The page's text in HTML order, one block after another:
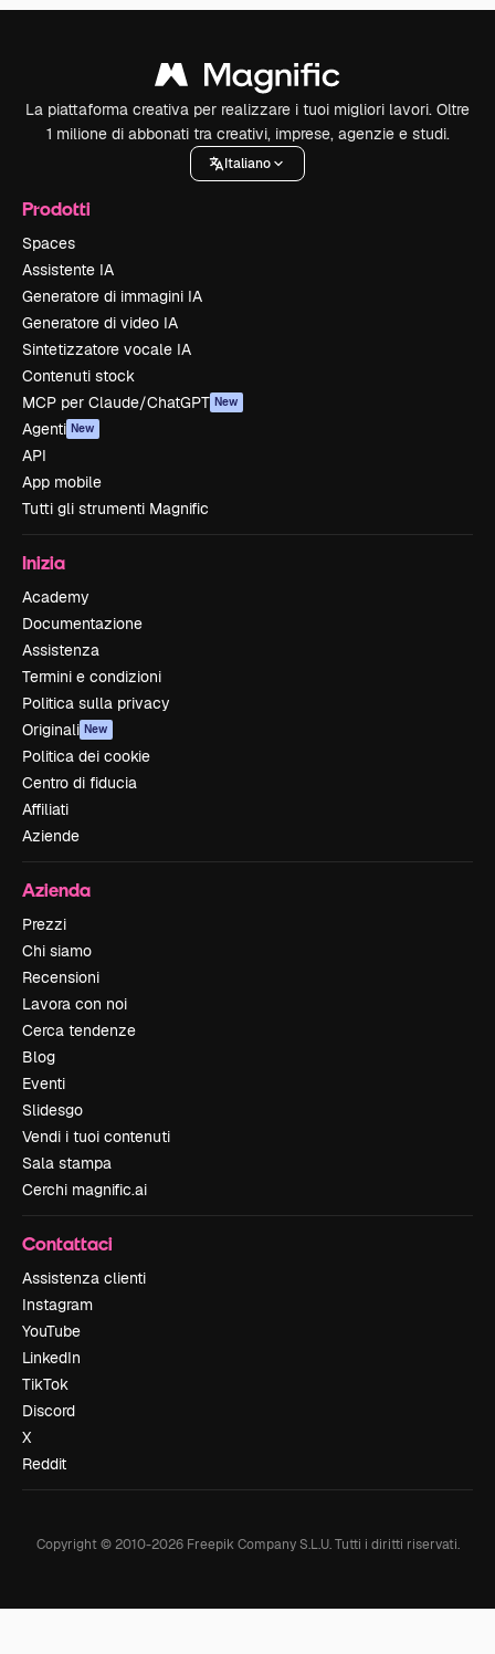
La piattaforma creativa per realizzare i tuoi migliori lavori. Oltre
1 milione di abbonati tra creativi, imprese, agenzie e studi.
Italiano
Prodotti
Spaces
Assistente IA
Generatore di immagini IA
Generatore di video IA
Sintetizzatore vocale IA
Contenuti stock
MCP per Claude/ChatGPT New
Agenti New
API
App mobile
Tutti gli strumenti Magnific
Inizia
Academy
Documentazione
Assistenza
Termini e condizioni
Politica sulla privacy
Originali New
Politica dei cookie
Centro di fiducia
Affiliati
Aziende
Azienda
Prezzi
Chi siamo
Recensioni
Lavora con noi
Cerca tendenze
Blog
Eventi
Slidesgo
Vendi i tuoi contenuti
Sala stampa
Cerchi magnific.ai
Contattaci
Assistenza clienti
Instagram
YouTube
LinkedIn
TikTok
Discord
X
Reddit
Copyright © 2010-2026Freepik Company S.L.U. Tutti i diritti riservati.